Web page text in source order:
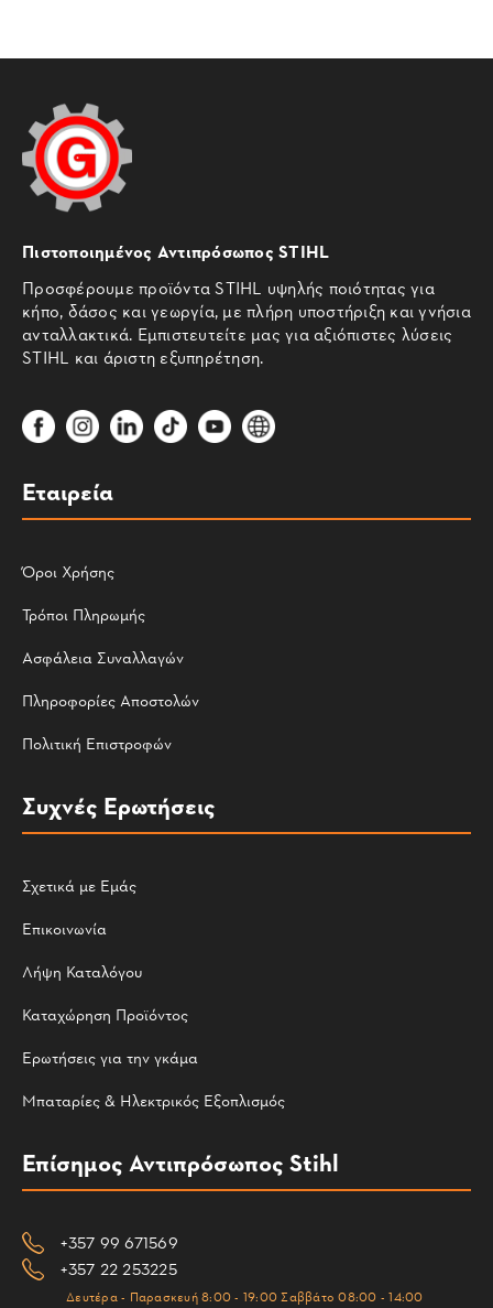
Πιστοποιημένος Αντιπρόσωπος STIHL
Προσφέρουμε προϊόντα STIHL υψηλής ποιότητας για
κήπο, δάσος και γεωργία, με πλήρη υποστήριξη και γνήσια
ανταλλακτικά. Εμπιστευτείτε μας για αξιόπιστες λύσεις
STIHL και άριστη εξυπηρέτηση.
Εταιρεία
Όροι Χρήσης
Τρόποι Πληρωμής
Ασφάλεια Συναλλαγών
Πληροφορίες Αποστολών
Πολιτική Επιστροφών
Συχνές Ερωτήσεις
Σχετικά με Εμάς
Επικοινωνία
Λήψη Καταλόγου
Καταχώρηση Προϊόντος
Ερωτήσεις για την γκάμα
Μπαταρίες & Ηλεκτρικός Εξοπλισμός
Επίσημος Αντιπρόσωπος Stihl
+357 99 671569
+357 22 253225
Δευτέρα - Παρασκευή 8:00 - 19:00 Σαββάτο 08:00 - 14:00